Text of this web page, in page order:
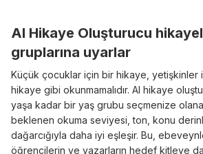
AI Hikaye Oluşturucu
gruplarına uyarlar
Küçük çocuklar için bir hikaye, yetişkinler
hikaye gibi okunmamalıdır. AI hikaye
yaşa kadar bir yaş grubu seçmenize
beklenen okuma seviyesi, ton, konu
dağarcığıyla daha iyi eşleşir. Bu,
öğrencilerin ve yazarların hedef kitleye